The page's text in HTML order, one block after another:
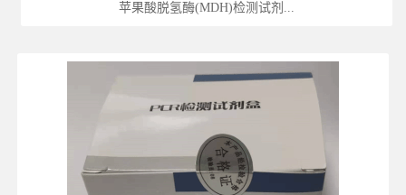
苹果酸脱氢酶(MDH)检测试剂...